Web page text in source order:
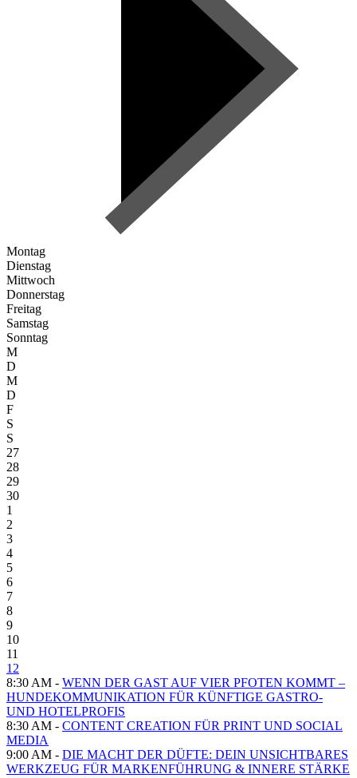
Montag
Dienstag
Mittwoch
Donnerstag
Freitag
Samstag
Sonntag
M
D
M
D
F
S
S
27
28
29
30
1
2
3
4
5
6
7
8
9
10
11
12
8:30 AM - WENN DER GAST AUF VIER PFOTEN KOMMT –
HUNDEKOMMUNIKATION FÜR KÜNFTIGE GASTRO-
UND HOTELPROFIS
8:30 AM - CONTENT CREATION FÜR PRINT UND SOCIAL
MEDIA
9:00 AM - DIE MACHT DER DÜFTE: DEIN UNSICHTBARES
WERKZEUG FÜR MARKENFÜHRUNG & INNERE STÄRKE